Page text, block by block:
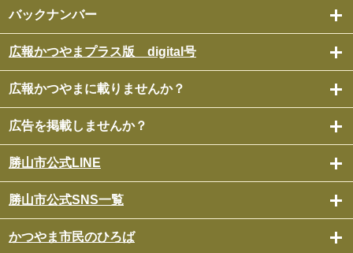
バックナンバー
広報かつやまプラス版 digital号
広報かつやまに載りませんか？
広告を掲載しませんか？
勝山市公式LINE
勝山市公式SNS一覧
かつやま市民のひろば